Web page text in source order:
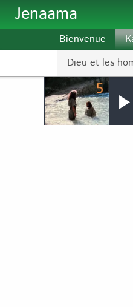
Aller au contenu principal
Jenaama
Bienvenue
Dieu et les
Audio file